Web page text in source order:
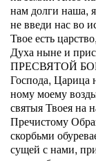
нам долги наша,
не введи нас во
Твое есть
Духа ныне и
ПРЕСВЯТОЙ
Господа, Царица
ному моему
святыя Твоея на
Пречистому
скорбьми
сущей с на­ми,